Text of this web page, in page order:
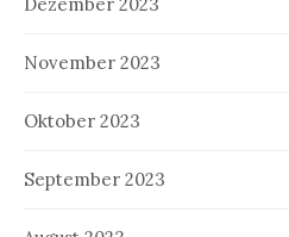
November 2023
Oktober 2023
September 2023